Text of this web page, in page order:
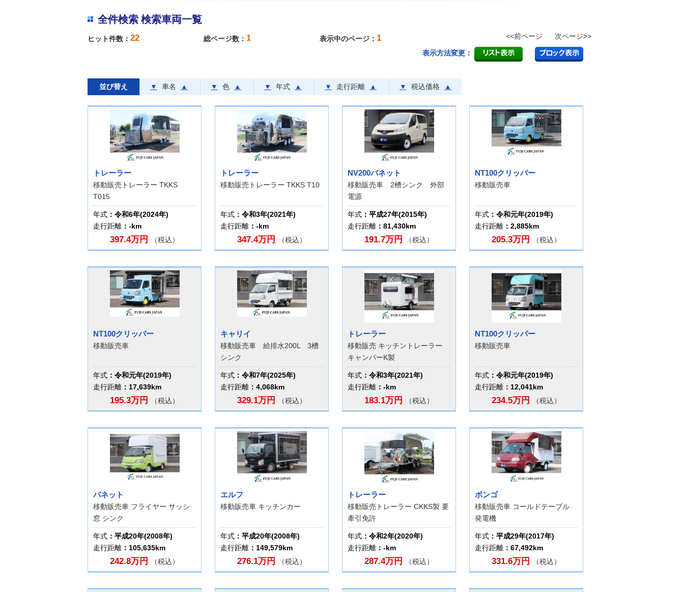
全件検索 検索車両一覧
ヒット件数： 22 総ページ数： 1 表示中のページ： 1 <<前ページ 次ページ>>
表示方法変更：
並び替え ▼ 車名 ▲ ▼ 色 ▲ ▼ 年式 ▲ ▼ 走行距離 ▲ ▼ 税込価格 ▲
トレーラー
移動販売トレーラー TKKS
T015
年式 ：令和6年(2024年)
走行距離 ：-km
397.4万円 （税込）
トレーラー
移動販売トレーラー TKKS T10
年式 ：令和3年(2021年)
走行距離 ：-km
347.4万円 （税込）
NV200バネット
移動販売車 2槽シンク 外部
電源
年式 ：平成27年(2015年)
走行距離 ：81,430km
191.7万円 （税込）
NT100クリッパー
移動販売車
年式 ：令和元年(2019年)
走行距離 ：2,885km
205.3万円 （税込）
NT100クリッパー
移動販売車
年式 ：令和元年(2019年)
走行距離 ：17,639km
195.3万円 （税込）
キャリイ
移動販売車 給排水200L 3槽
シンク
年式 ：令和7年(2025年)
走行距離 ：4,068km
329.1万円 （税込）
トレーラー
移動販売 キッチントレーラー
キャンパーK製
年式 ：令和3年(2021年)
走行距離 ：-km
183.1万円 （税込）
NT100クリッパー
移動販売車
年式 ：令和元年(2019年)
走行距離 ：12,041km
234.5万円 （税込）
バネット
移動販売車 フライヤー サッシ
窓 シンク
年式 ：平成20年(2008年)
走行距離 ：105,635km
242.8万円 （税込）
エルフ
移動販売車 キッチンカー
年式 ：平成20年(2008年)
走行距離 ：149,579km
276.1万円 （税込）
トレーラー
移動販売トレーラー CKKS製 要
牽引免許
年式 ：令和2年(2020年)
走行距離 ：-km
287.4万円 （税込）
ボンゴ
移動販売車 コールドテーブル
発電機
年式 ：平成29年(2017年)
走行距離 ：67,492km
331.6万円 （税込）